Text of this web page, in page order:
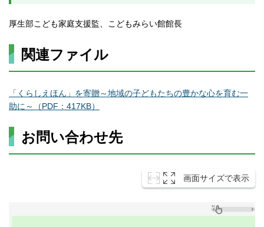
厚生部こども家庭支援監、こどもみらい館館長
関連ファイル
「くらしえほん」を寄贈～地域の子どもたちの豊かな心を育む一
助に～（PDF：417KB）
お問い合わせ先
画面サイズで表示